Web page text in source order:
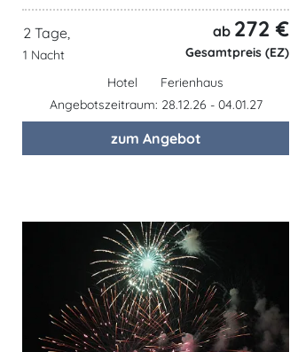
2 Tage,
1 Nacht
ab 272 €
Gesamtpreis (EZ)
Hotel
Ferienhaus
Angebotszeitraum: 28.12.26 - 04.01.27
zum Angebot